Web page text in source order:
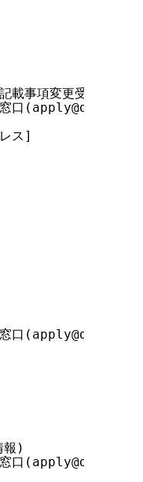
DB
DB
DB
載事項変更受付窓
窓口
ス]          NET
NET
DB
DB
DB
窓口
DB
DB
報)
窓口